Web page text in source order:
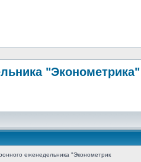
"Эконометрика"
еженедельника "Эконометрик